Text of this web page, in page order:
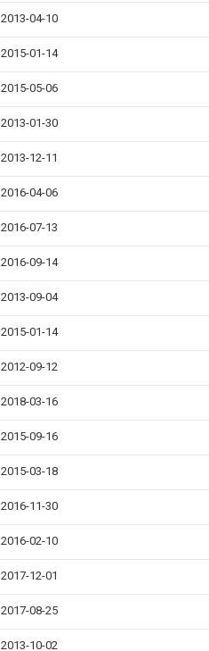
2013-04-10
2015-01-14
2015-05-06
2013-01-30
2013-12-11
2016-04-06
2016-07-13
2016-09-14
2013-09-04
2015-01-14
2012-09-12
2018-03-16
2015-09-16
2015-03-18
2016-11-30
2016-02-10
2017-12-01
2017-08-25
2013-10-02